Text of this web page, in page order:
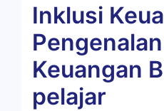
Inklusi
Keuangan
pelajar